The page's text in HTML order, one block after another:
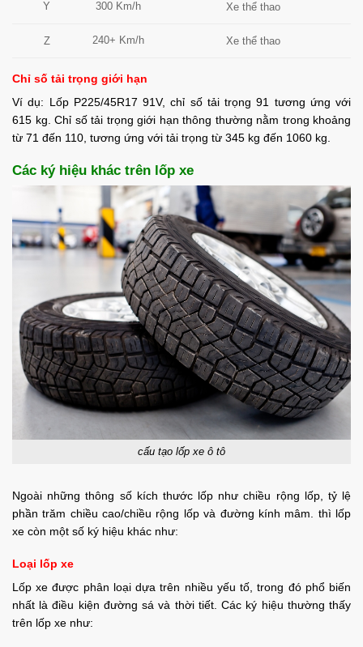
Y 300 Km/h Xe thể thao
Z 240+ Km/h Xe thể thao
Chỉ số tải trọng giới hạn
Ví dụ: Lốp P225/45R17 91V, chỉ số tải trọng 91 tương ứng với
615 kg. Chỉ số tải trọng giới hạn thông thường nằm trong khoảng
từ 71 đến 110, tương ứng với tải trọng từ 345 kg đến 1060 kg.
Các ký hiệu khác trên lốp xe
cấu tạo lốp xe ô tô
Ngoài những thông số kích thước lốp như chiều rộng lốp, tỷ lệ
phần trăm chiều cao/chiều rộng lốp và đường kính mâm. thì lốp
xe còn một số ký hiệu khác như:
Loại lốp xe
Lốp xe được phân loại dựa trên nhiều yếu tố, trong đó phổ biến
nhất là điều kiện đường sá và thời tiết. Các ký hiệu thường thấy
trên lốp xe như: